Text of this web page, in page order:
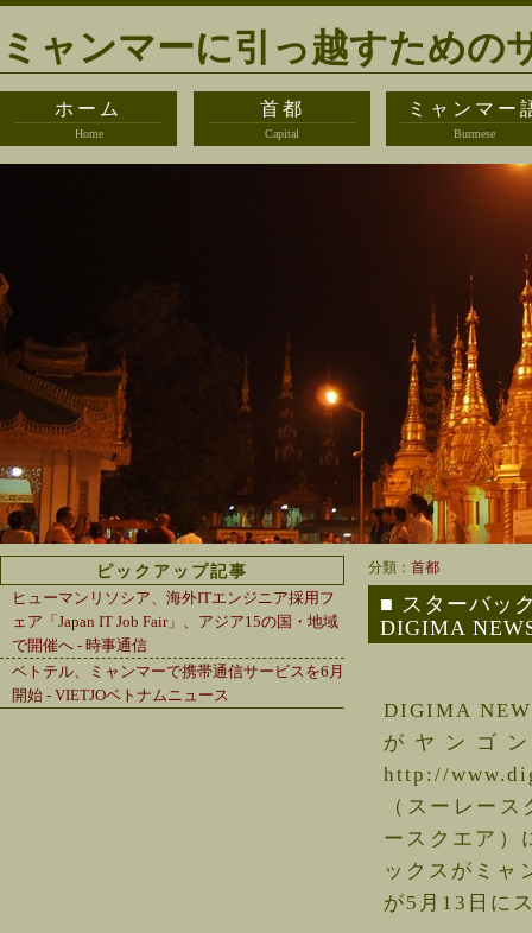
ミャンマーに引っ越すための
ホーム
Home
首都
Capital
ミャンマー
Burmese
分類： 首都
スターバッ
DIGIMA
DIGIMA
がヤンゴ
http://
（スーレー
ースクエア）
ックスがミャ
が5月13日に
ピックアップ記事
ヒューマンリソシア、海外ITエンジニア採用フ
ェア「Japan IT Job Fair」、アジア15の国・地域
で開催へ - 時事通信
ベトテル、ミャンマーで携帯通信サービスを6月
開始 - VIETJOベトナムニュース